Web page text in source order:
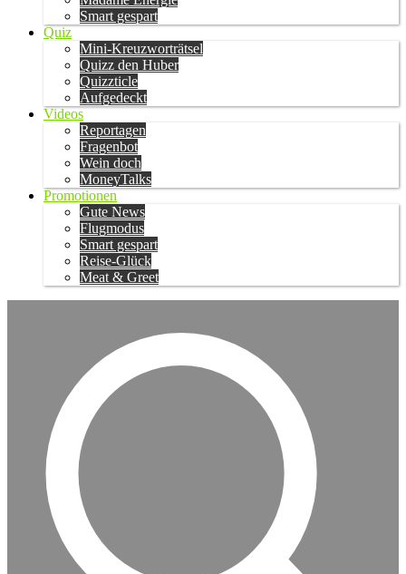
Smart gespart
Quiz
Mini-Kreuzworträtsel
Quizz den Huber
Quizzticle
Aufgedeckt
Videos
Reportagen
Fragenbot
Wein doch
MoneyTalks
Promotionen
Gute News
Flugmodus
Smart gespart
Reise-Glück
Meat & Greet